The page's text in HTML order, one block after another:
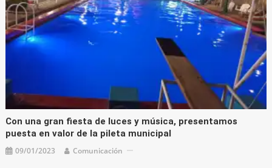
Con una gran fiesta de luces y música, presentamos
puesta en valor de la pileta municipal
09/01/2023 Comunicación